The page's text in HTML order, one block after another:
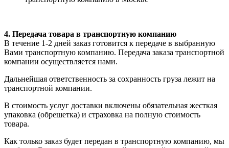
4. Передача товара в транспортную компанию
В течение 1-2 дней заказ готовится к передаче в выбранную
Вами транспортную компанию. Передача заказа транспортной
компании осуществляется нами.
Дальнейшая ответственность за сохранность груза лежит на
транспортной компании.
В стоимость услуг доставки включены обязательная жесткая
упаковка (обрешетка) и страховка на полную стоимость
товара.
Как только заказ будет передан в транспортную компанию, мы